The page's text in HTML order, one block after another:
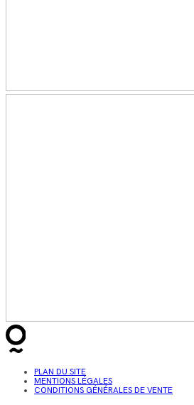
PLAN DU SITE
MENTIONS LÉGALES
CONDITIONS GÉNÉRALES DE VENTE